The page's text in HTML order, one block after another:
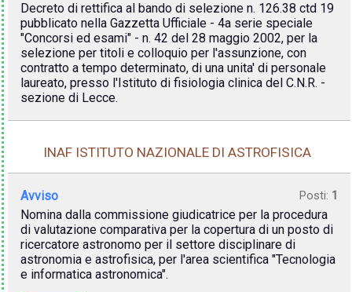
Decreto di rettifica al bando di selezione n. 126.38 ctd 19
pubblicato nella Gazzetta Ufficiale - 4a serie speciale
"Concorsi ed esami" - n. 42 del 28 maggio 2002, per la
selezione per titoli e colloquio per l'assunzione, con
contratto a tempo determinato, di una unita' di personale
laureato, presso l'Istituto di fisiologia clinica del C.N.R. -
sezione di Lecce.
INAF ISTITUTO NAZIONALE DI ASTROFISICA
Avviso Posti: 1
Nomina dalla commissione giudicatrice per la procedura
di valutazione comparativa per la copertura di un posto di
ricercatore astronomo per il settore disciplinare di
astronomia e astrofisica, per l'area scientifica "Tecnologia
e informatica astronomica".